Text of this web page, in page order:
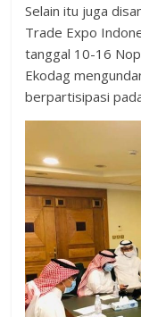
Selain itu juga
Trade Expo
tanggal 10-16
Ekodag
berpartisipasi